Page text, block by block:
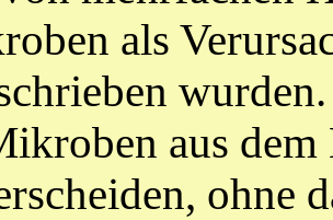
als
wurden.
aus
ohne